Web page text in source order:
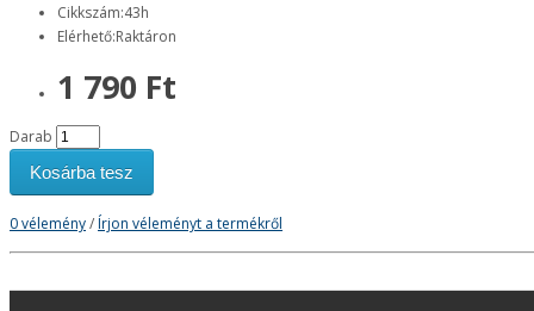
Cikkszám:43h
Elérhető:Raktáron
1 790 Ft
Darab
Kosárba tesz
0 vélemény/Írjon véleményt a termékről